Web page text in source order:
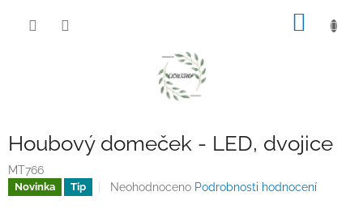
Houbový domeček - LED, dvojice
MT766
Novinka Tip
Průměrné
Neohodnoceno Podrobnosti hodnocení